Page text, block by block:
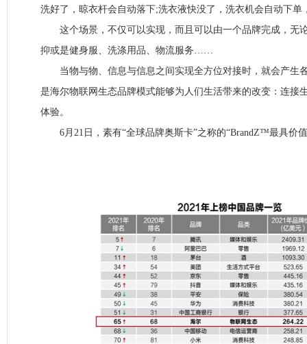
洗好了，晾衣杆会自动落下;洗衣液快没了，洗衣机会自动下
这个场景，不仅可以实现，而且可以由一个品牌完成，无
抑或是健身服、洗涤用品、物流服务……
当物与物、信息与信息之间实现全方位对接时，就会产生
是海尔物联网生态品牌模式能够为人们生活带来的改变：连接
体验。
6月21日，素有“全球品牌奥斯卡”之称的“BrandZ™最具价